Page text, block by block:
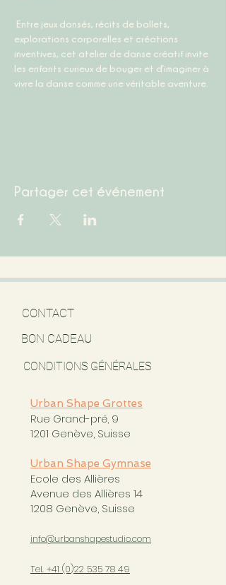
explorations corporelles et créations
inventives, cet atelier de danse créatif invite
les enfants curieux de bouger et d’imaginer à
vivre la danse comme une véritable aventure.
Partager cet événement
CONTACT
BON CADEAU
CONDITIONS GÉNÉRALES
Urban Shape Grottes
Rue Grand-pré, 9
1201 Genève, Suisse
Urban Shape Gymnase
Ecole des Allières
Avenue des Allières 14
1208 Genève, Suisse
info@urbanshapestudio.com
Tel. +41 (0)22 535 78 49